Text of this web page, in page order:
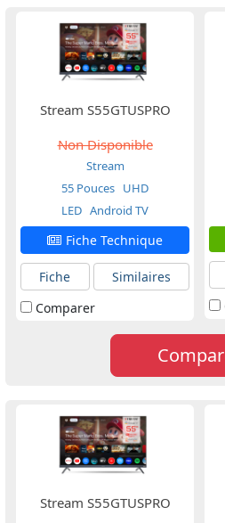
Stream S55GTUSPRO
Non Disponible
Stream
55 Pouces UHD
LED Android TV
Fiche Technique
Fiche
Similaires
Comparer
Stream S55GTUSPRO